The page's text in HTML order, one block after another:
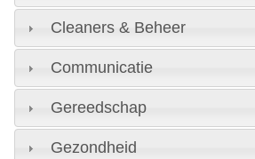
Cleaners & Beheer
Communicatie
Gereedschap
Gezondheid